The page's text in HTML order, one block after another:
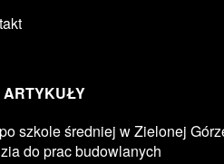
ARTYKUŁY
szkole średniej w Zielonej
do prac budowlanych